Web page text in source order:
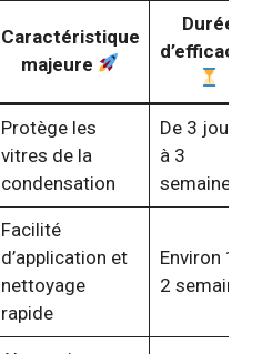
Caractéristique
majeure
Durée
d’efficacité
Protège les
vitres de la
condensation
De 3 jours
à 3
semaines
Facilité
d’application et
nettoyage
rapide
Environ 1 à
2 semaines